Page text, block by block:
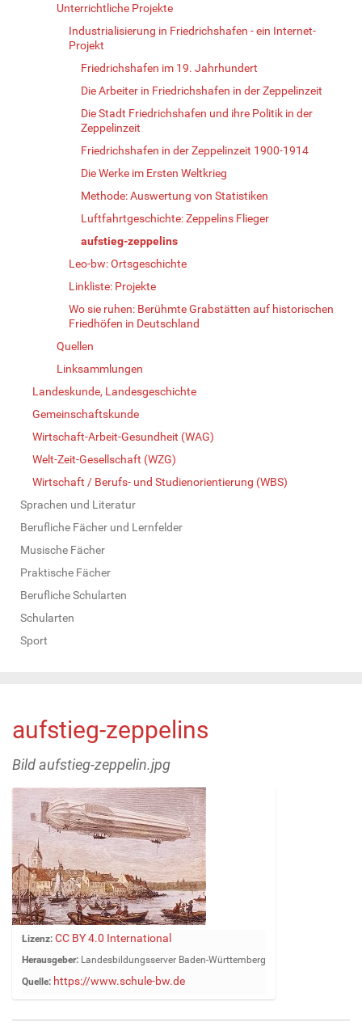
Unterrichtliche Projekte
Industrialisierung in Friedrichshafen - ein Internet-
Projekt
Friedrichshafen im 19. Jahrhundert
Die Arbeiter in Friedrichshafen in der Zeppelinzeit
Die Stadt Friedrichshafen und ihre Politik in der
Zeppelinzeit
Friedrichshafen in der Zeppelinzeit 1900-1914
Die Werke im Ersten Weltkrieg
Methode: Auswertung von Statistiken
Luftfahrtgeschichte: Zeppelins Flieger
aufstieg-zeppelins
Leo-bw: Ortsgeschichte
Linkliste: Projekte
Wo sie ruhen: Berühmte Grabstätten auf historischen
Friedhöfen in Deutschland
Quellen
Linksammlungen
Landeskunde, Landesgeschichte
Gemeinschaftskunde
Wirtschaft-Arbeit-Gesundheit (WAG)
Welt-Zeit-Gesellschaft (WZG)
Wirtschaft / Berufs- und Studienorientierung (WBS)
Sprachen und Literatur
Berufliche Fächer und Lernfelder
Musische Fächer
Praktische Fächer
Berufliche Schularten
Schularten
Sport
aufstieg-zeppelins
Bild aufstieg-zeppelin.jpg
Z
e
g
e
B
Lizenz: CC BY 4.0 International
Herausgeber: Landesbildungsserver Baden-Württemberg
Quelle: https://www.schule-bw.de